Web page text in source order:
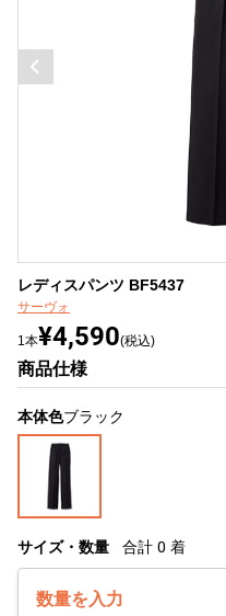
レディスパンツ BF5437
サーヴォ
1本¥4,590(税込)
商品仕様
本体色ブラック
サイズ・数量 合計 0 着
数量を入力